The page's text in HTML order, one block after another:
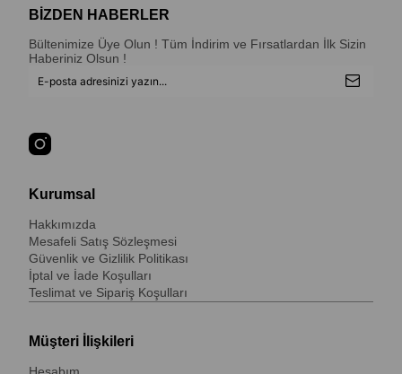
BİZDEN HABERLER
Bültenimize Üye Olun ! Tüm İndirim ve Fırsatlardan İlk Sizin
Haberiniz Olsun !
Kurumsal
Hakkımızda
Mesafeli Satış Sözleşmesi
Güvenlik ve Gizlilik Politikası
İptal ve İade Koşulları
Teslimat ve Sipariş Koşulları
Müşteri İlişkileri
Hesabım